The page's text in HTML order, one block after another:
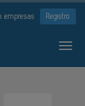
empresas Registro